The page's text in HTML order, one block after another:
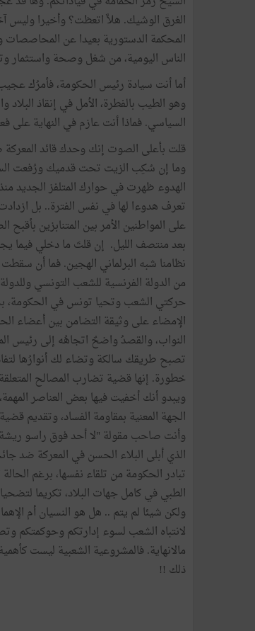
الغرق الوشيك. هلاَّ اتعظت؟ وأخيرا وليس
المحكمة الدستورية بعيدا عن
الناس اليومية، من شغل وصحة واستثمار
أما أنت سيادة رئيس الحكومة، فأمرُك
وهو الطيب بالفطرة، الأمل في إنقاذ
السياسي. فماذا أنت عازم في النهاية على
قلت بأعلى الصوت إنك وحدك قائد المعركة
وما إن سُكِب الزيت تحت قدميك ورُفعت
الهدوء ظهرت في حوارك المتلفز الجديد
تعرف هدوءا لها في نفس الفترة.. بل
على المواطنين الأمر بين المتنابزين
بعد منتصف الليل. إن قلتَ ما دخلي فيما
نظامنا شبه البرلماني الهجين. فما أن
من الدولة الفرنسية للشعب التونسي
حركتي الشعب وتحيا تونس في الحكومة،
الإمضاء على وثيقة التضامن بين أعضاء
النواب، والقصدُ واضحٌ اتجاهُه إلى رئيس
تصبح طريقك سالكة وتضاء لك أنوارُها
خطورة. إنها قضية تضارب المصالح
ويبدو أنك أخفيت فيها بعض العناصر
الجهة المعنية بمقاومة الفساد، وتقديم
وأنت صاحب مقولة "لا أحد فوق راسو
الذي أبلى البلاء الحسن في المعركة ضد
تبادر الحكومة من تلقاء نفسها، برغم
الطبي في كامل جهات البلاد، تكريما
ولكن شيئا لم يتم .. هل هو النسيان أم
لانتباه الشعب لسوء إدارتكم وحوكمتكم
مالانهاية. فالمشروعية الشعبية ليست
ذلك !!